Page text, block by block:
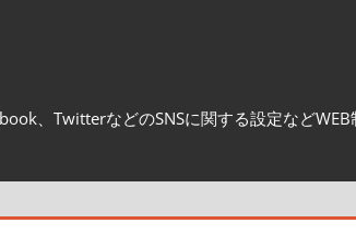
、TwitterなどのSNSに関する設定などWEB